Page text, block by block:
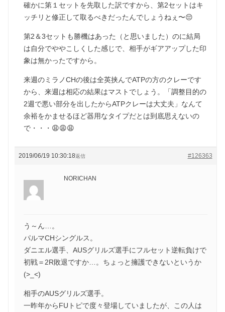
確かに第１セットを先取した訳ですから、第2セットはキ
ッチリと修正して取るべきだったんでしょうねぇ〜😔
第2＆3セットも勝機はあった（と思いました）のに結局
は自分でややこしくした感じで、相手がギアアップした印
象は無かったですから。
来週のミラノCHの後は全英挟んでATPの方のクレーです
から、来週は相応の結果はマストでしょう。「調整目的の
2週で悪い部分を出したからATPクレーは大丈夫」なんて
余裕をかませるほど器用なタイプだとは到底思えないの
で・・・😩😩😩
2019/06/19 10:30:18 #126363
返信
NORICHAN
う～ん…。
パルマCHシングルス。
ダニエル選手、AUSグリルズ選手にフルセット逆転負けで
初戦＝2R敗退ですか…。ちょっと擁護できないというか
(>_<)
相手のAUSグリルズ選手。
一昨年からFUトピで度々登場していましたが、この人は